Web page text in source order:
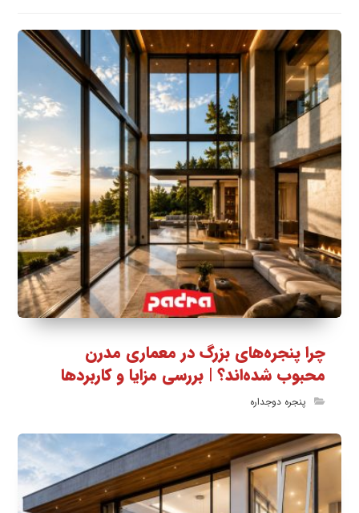
چرا پنجره‌های بزرگ در معماری مدرن
محبوب شده‌اند؟ | بررسی مزایا و کاربردها
پنجره دوجداره